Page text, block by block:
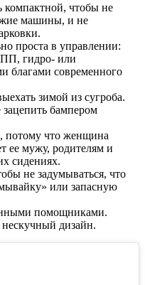
чтобы не
машины, и не
проста в управлении:
гидро- или
благами современного
зимой из сугроба.
бампером
потому что женщина
ее мужу, родителям и
сидениях.
не задумываться, что
или запасную
помощниками.
дизайн.